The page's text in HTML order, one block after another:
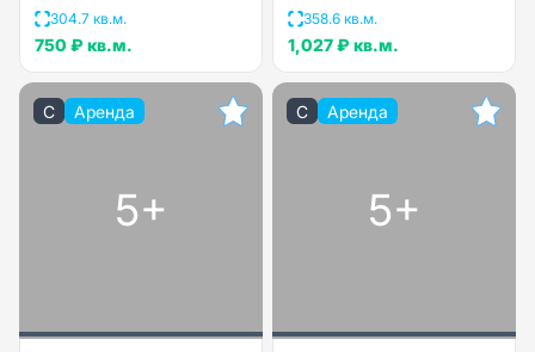
304.7 кв.м.
750 ₽ кв.м.
358.6 кв.м.
1,027 ₽ кв.м.
C Аренда
5+
C Аренда
5+